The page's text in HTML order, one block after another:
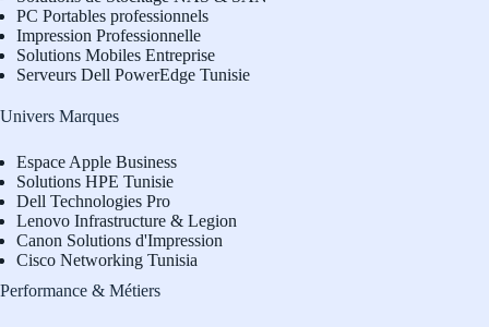
PC Portables professionnels
Impression Professionnelle
Solutions Mobiles Entreprise
Serveurs Dell PowerEdge Tunisie
Univers Marques
Espace Apple Business
Solutions HPE Tunisie
Dell Technologies Pro
Lenovo Infrastructure & Legion
Canon Solutions d'Impression
Cisco Networking Tunisia
Performance & Métiers